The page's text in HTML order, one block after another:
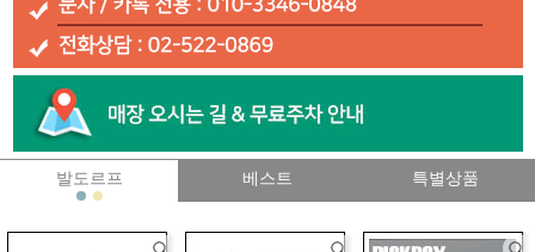
발도르프 베스트 특별상품